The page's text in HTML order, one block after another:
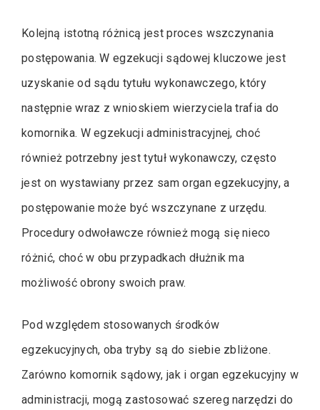
Kolejną istotną różnicą jest proces wszczynania
postępowania. W egzekucji sądowej kluczowe jest
uzyskanie od sądu tytułu wykonawczego, który
następnie wraz z wnioskiem wierzyciela trafia do
komornika. W egzekucji administracyjnej, choć
również potrzebny jest tytuł wykonawczy, często
jest on wystawiany przez sam organ egzekucyjny, a
postępowanie może być wszczynane z urzędu.
Procedury odwoławcze również mogą się nieco
różnić, choć w obu przypadkach dłużnik ma
możliwość obrony swoich praw.
Pod względem stosowanych środków
egzekucyjnych, oba tryby są do siebie zbliżone.
Zarówno komornik sądowy, jak i organ egzekucyjny w
administracji, mogą zastosować szereg narzędzi do